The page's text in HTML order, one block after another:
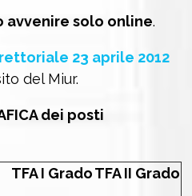
avvenire solo online.
23 aprile 2012
del Miur.
dei posti
TFA I GradoTFA II Grado